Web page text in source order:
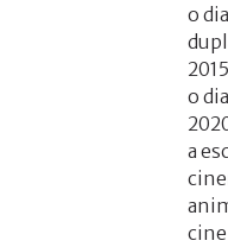
o
2015
o
a